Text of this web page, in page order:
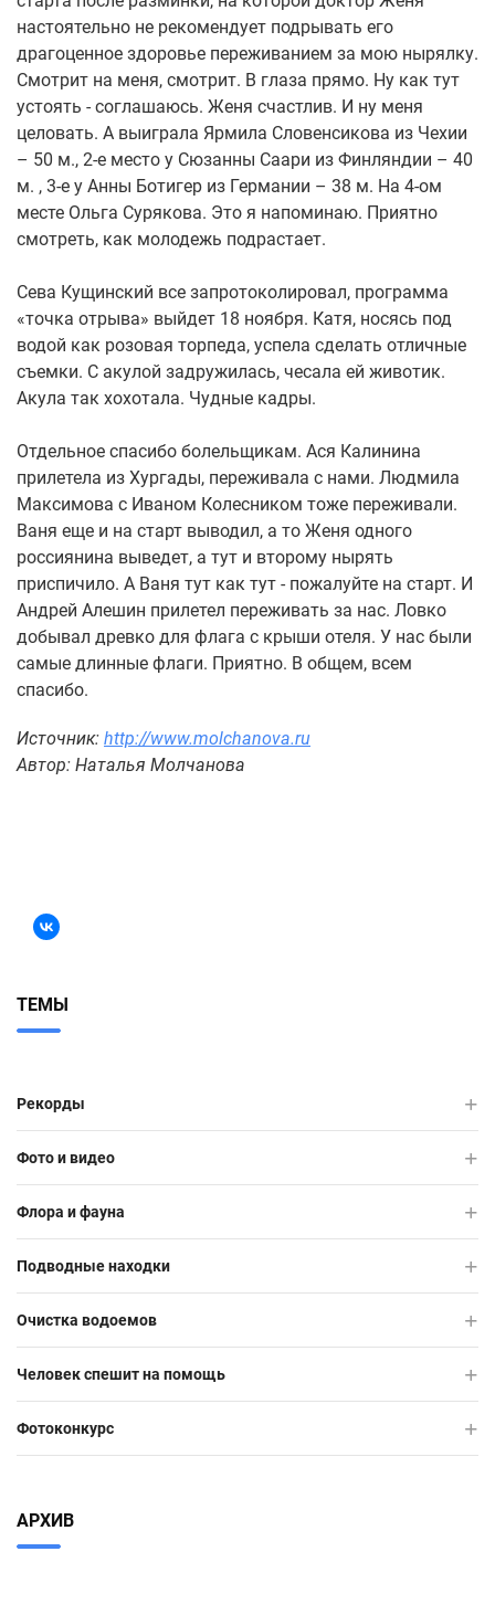
настоятельно не рекомендует подрывать его
драгоценное здоровье переживанием за мою нырялку.
Смотрит на меня, смотрит. В глаза прямо. Ну как тут
устоять - соглашаюсь. Женя счастлив. И ну меня
целовать. А выиграла Ярмила Словенсикова из Чехии
– 50 м., 2-е место у Сюзанны Саари из Финляндии – 40
м. , 3-е у Анны Ботигер из Германии – 38 м. На 4-ом
месте Ольга Сурякова. Это я напоминаю. Приятно
смотреть, как молодежь подрастает.
Сева Кущинский все запротоколировал, программа
«точка отрыва» выйдет 18 ноября. Катя, носясь под
водой как розовая торпеда, успела сделать отличные
съемки. С акулой задружилась, чесала ей животик.
Акула так хохотала. Чудные кадры.
Отдельное спасибо болельщикам. Ася Калинина
прилетела из Хургады, переживала с нами. Людмила
Максимова с Иваном Колесником тоже переживали.
Ваня еще и на старт выводил, а то Женя одного
россиянина выведет, а тут и второму нырять
приспичило. А Ваня тут как тут - пожалуйте на старт. И
Андрей Алешин прилетел переживать за нас. Ловко
добывал древко для флага с крыши отеля. У нас были
самые длинные флаги. Приятно. В общем, всем
спасибо.
Источник: http://www.molchanova.ru
Автор: Наталья Молчанова
ТЕМЫ
Рекорды
Фото и видео
Флора и фауна
Подводные находки
Очистка водоемов
Человек спешит на помощь
Фотоконкурс
АРХИВ